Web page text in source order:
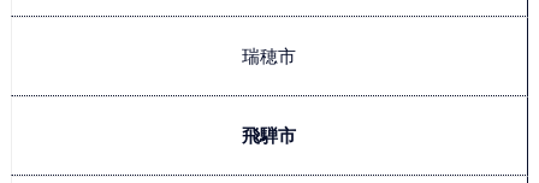
瑞穂市
飛騨市